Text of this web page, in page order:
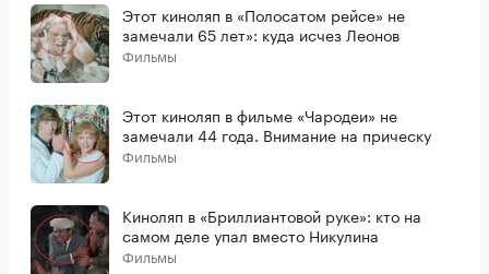
Этот киноляп в «Полосатом рейсе» не
замечали 65 лет»: куда исчез Леонов
Фильмы
Этот киноляп в фильме «Чародеи» не
замечали 44 года. Внимание на прическу
Фильмы
Киноляп в «Бриллиантовой руке»: кто на
самом деле упал вместо Никулина
Фильмы